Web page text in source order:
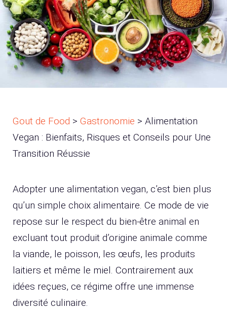
Gout de Food > Gastronomie > Alimentation
Vegan : Bienfaits, Risques et Conseils pour Une
Transition Réussie
Adopter une alimentation vegan, c’est bien plus
qu’un simple choix alimentaire. Ce mode de vie
repose sur le respect du bien-être animal en
excluant tout produit d’origine animale comme
la viande, le poisson, les œufs, les produits
laitiers et même le miel. Contrairement aux
idées reçues, ce régime offre une immense
diversité culinaire.